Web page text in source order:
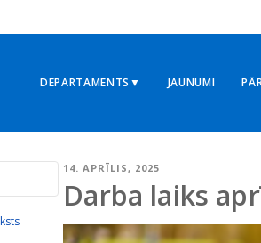
DEPARTAMENTS▼ JAUNUMI
14. APRĪLIS, 2025
Darba laiks